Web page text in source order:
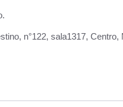
n°122, sala1317, Centro,